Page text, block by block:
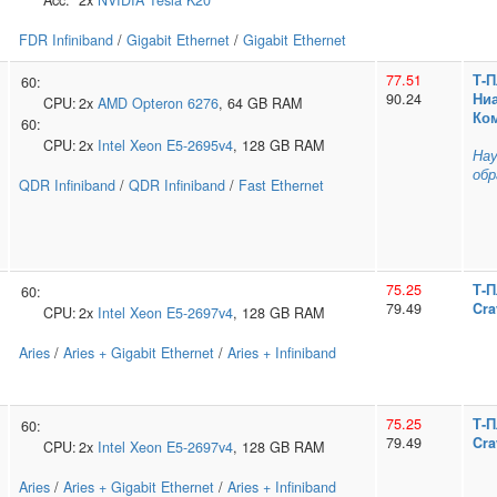
FDR Infiniband / Gigabit Ethernet / Gigabit Ethernet
60:
CPU:2x AMD Opteron 6276, 64 GB RAM
60:
CPU:2x Intel Xeon E5-2695v4, 128 GB RAM
QDR Infiniband / QDR Infiniband / Fast Ethernet
77.51
90.24
60:
CPU:2x Intel Xeon E5-2697v4, 128 GB RAM
Aries / Aries + Gigabit Ethernet / Aries + Infiniband
75.25
79.49
60:
CPU:2x Intel Xeon E5-2697v4, 128 GB RAM
Aries / Aries + Gigabit Ethernet / Aries + Infiniband
75.25
79.49